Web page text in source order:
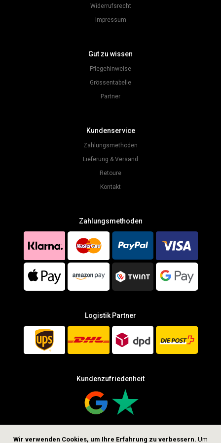
Wir verwenden Cookies, um Ihre Erfahrung zu verbessern. Um
Widerrufsrecht
Impressum
Gut zu wissen
Pflegehinweise
Grössentabelle
Partner
Kundenservice
Zahlungsmethoden
Lieferung & Versand
Retoure
Kontakt
Zahlungsmethoden
Logistik Partner
Kundenzufriedenheit